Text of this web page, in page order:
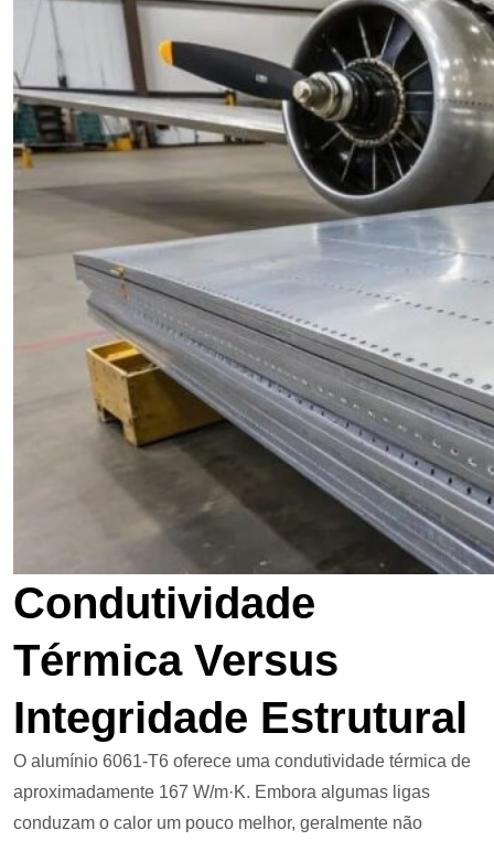
Condutividade
Térmica Versus
Integridade Estrutural
O alumínio 6061-T6 oferece uma condutividade térmica de
aproximadamente 167 W/m·K. Embora algumas ligas
conduzam o calor um pouco melhor, geralmente não